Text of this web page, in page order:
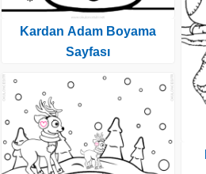
Kardan Adam Boyama
Sayfası